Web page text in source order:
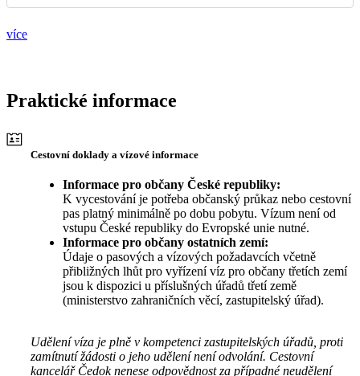
více
Praktické informace
Cestovní doklady a vízové informace
Informace pro občany České republiky:
K vycestování je potřeba občanský průkaz nebo cestovní
pas platný minimálně po dobu pobytu. Vízum není od
vstupu České republiky do Evropské unie nutné.
Informace pro občany ostatních zemí:
Údaje o pasových a vízových požadavcích včetně
přibližných lhůt pro vyřízení víz pro občany třetích zemí
jsou k dispozici u příslušných úřadů třetí země
(ministerstvo zahraničních věcí, zastupitelský úřad).
Udělení víza je plně v kompetenci zastupitelských úřadů, proti
zamítnutí žádosti o jeho udělení není odvolání. Cestovní
kancelář Čedok nenese odpovědnost za případné neudělení